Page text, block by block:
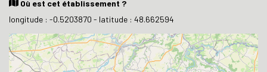
Où est cet établissement ?
longitude : -0.5203870 - latitude : 48.662594